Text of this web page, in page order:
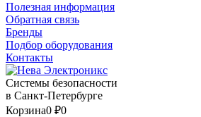
Полезная информация
Обратная связь
Бренды
Подбор оборудования
Контакты
Системы безопасности
в Санкт-Петербурге
Корзина0 ₽0